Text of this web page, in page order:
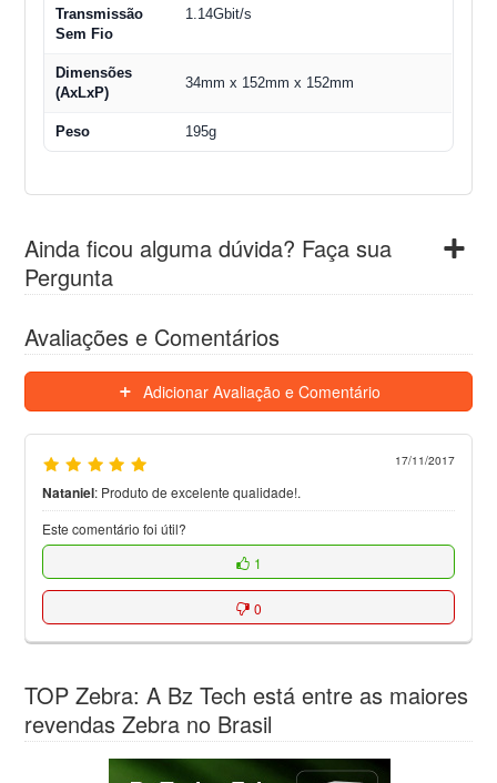
Transmissão
Sem Fio
1.14Gbit/s
Dimensões
(AxLxP)
34mm x 152mm x 152mm
Peso 195g
Ainda ficou alguma dúvida? Faça sua
Pergunta
Avaliações e Comentários
Adicionar Avaliação e Comentário
17/11/2017
Nataniel: Produto de excelente qualidade!.
Este comentário foi útil?
1
0
TOP Zebra: A Bz Tech está entre as maiores
revendas Zebra no Brasil